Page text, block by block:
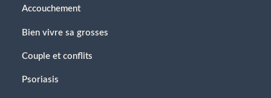
Accouchement
Bien vivre sa grosses
Couple et conflits
Psoriasis